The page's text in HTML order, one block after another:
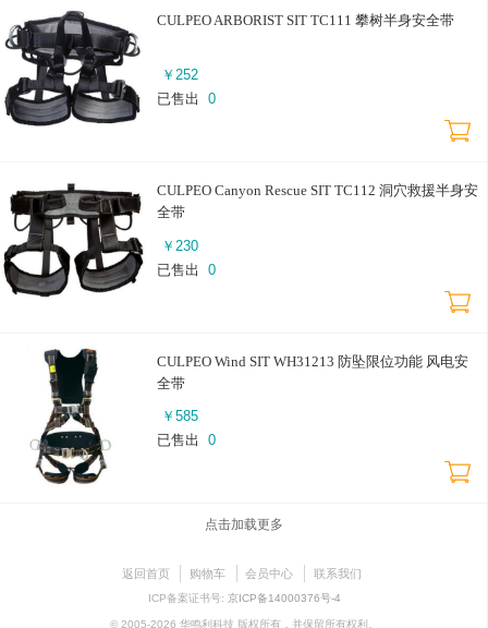
CULPEO ARBORIST SIT TC111 攀树半身安全带
￥ 252
已售出
0
CULPEO Canyon Rescue SIT TC112 洞穴救援半身安
全带
￥ 230
已售出
0
CULPEO Wind SIT WH31213 防坠限位功能 风电安
全带
￥ 585
已售出
0
点击加载更多
返回首页 购物车 会员中心 联系我们
ICP备案证书号: 京ICP备14000376号-4
© 2005-2026 华鸣利科技 版权所有，并保留所有权利。